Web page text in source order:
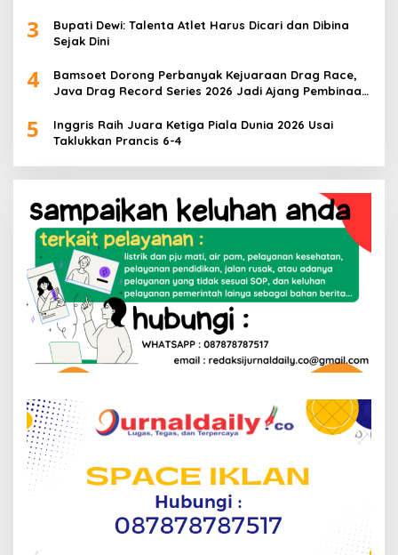
3
Bupati Dewi: Talenta Atlet Harus Dicari dan Dibina
Sejak Dini
4
Bamsoet Dorong Perbanyak Kejuaraan Drag Race,
Java Drag Record Series 2026 Jadi Ajang Pembinaan
5
Inggris Raih Juara Ketiga Piala Dunia 2026 Usai
Taklukkan Prancis 6-4